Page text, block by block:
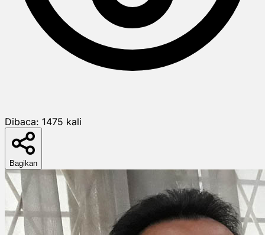
Dibaca: 1475 kali
Bagikan